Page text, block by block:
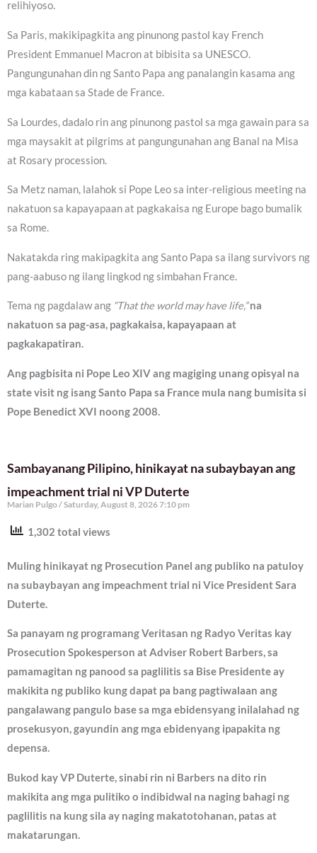
relihiyoso.
Sa Paris, makikipagkita ang pinunong pastol kay French
President Emmanuel Macron at bibisita sa UNESCO.
Pangungunahan din ng Santo Papa ang panalangin kasama ang
mga kabataan sa Stade de France.
Sa Lourdes, dadalo rin ang pinunong pastol sa mga gawain para sa
mga maysakit at pilgrims at pangungunahan ang Banal na Misa
at Rosary procession.
Sa Metz naman, lalahok si Pope Leo sa inter-religious meeting na
nakatuon sa kapayapaan at pagkakaisa ng Europe bago bumalik
sa Rome.
Nakatakda ring makipagkita ang Santo Papa sa ilang survivors ng
pang-aabuso ng ilang lingkod ng simbahan France.
Tema ng pagdalaw ang “That the world may have life,”na
nakatuon sa pag-asa, pagkakaisa, kapayapaan at
pagkakapatiran.
Ang pagbisita ni Pope Leo XIV ang magiging unang opisyal na
state visit ng isang Santo Papa sa France mula nang bumisita si
Pope Benedict XVI noong 2008.
Sambayanang Pilipino, hinikayat na subaybayan ang
impeachment trial ni VP Duterte
Marian Pulgo Saturday, August 8, 2026 7:10 pm
1,302 total views
Muling hinikayat ng Prosecution Panel ang publiko na patuloy
na subaybayan ang impeachment trial ni Vice President Sara
Duterte.
Sa panayam ng programang Veritasan ng Radyo Veritas kay
Prosecution Spokesperson at Adviser Robert Barbers, sa
pamamagitan ng panood sa paglilitis sa Bise Presidente ay
makikita ng publiko kung dapat pa bang pagtiwalaan ang
pangalawang pangulo base sa mga ebidensyang inilalahad ng
prosekusyon, gayundin ang mga ebidenyang ipapakita ng
depensa.
Bukod kay VP Duterte, sinabi rin ni Barbers na dito rin
makikita ang mga pulitiko o indibidwal na naging bahagi ng
paglilitis na kung sila ay naging makatotohanan, patas at
makatarungan.